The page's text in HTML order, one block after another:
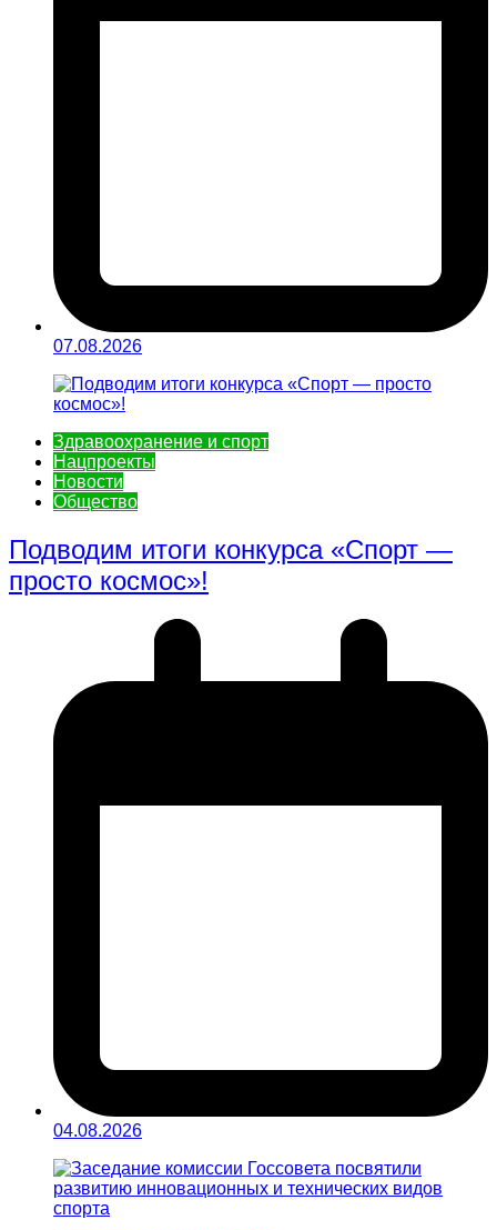
07.08.2026
Здравоохранение и спорт
Нацпроекты
Новости
Общество
Подводим итоги конкурса «Спорт —
просто космос»!
04.08.2026